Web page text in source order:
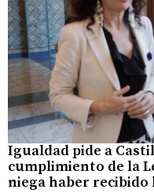
Igualdad pide a
cumplimiento de la
niega haber recibido